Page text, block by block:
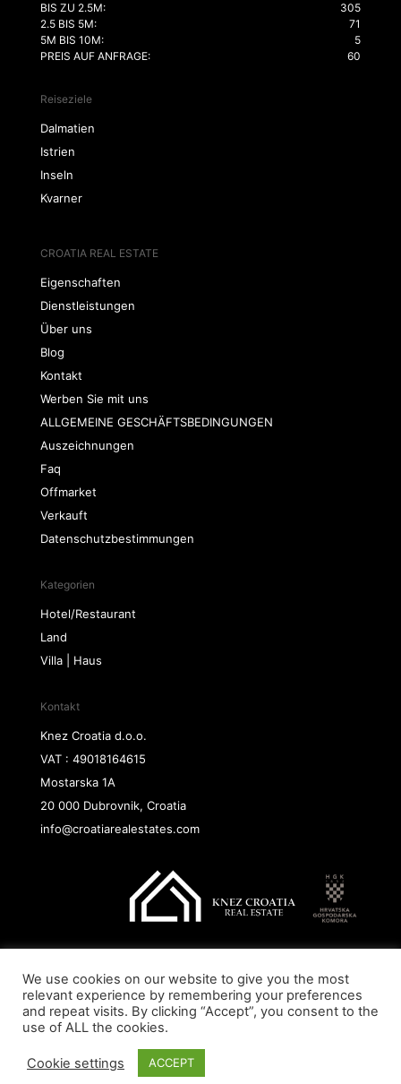
BIS ZU 2.5M:
305
2.5 BIS 5M:
71
5M BIS 10M:
5
PREIS AUF ANFRAGE:
60
Reiseziele
Dalmatien
Istrien
Inseln
Kvarner
CROATIA REAL ESTATE
Eigenschaften
Dienstleistungen
Über uns
Blog
Kontakt
Werben Sie mit uns
ALLGEMEINE GESCHÄFTSBEDINGUNGEN
Auszeichnungen
Faq
Offmarket
Verkauft
Datenschutzbestimmungen
Kategorien
Hotel/Restaurant
Land
Villa | Haus
Kontakt
Knez Croatia d.o.o.
VAT : 49018164615
Mostarska 1A
20 000 Dubrovnik, Croatia
info@croatiarealestates.com
Copyright@ 2026 Knez Croatia d.o.o.
We use cookies on our website to give you the most
relevant experience by remembering your preferences
and repeat visits. By clicking “Accept”, you consent to the
use of ALL the cookies.
Cookie settings ACCEPT